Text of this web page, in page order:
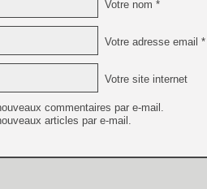
Votre nom *
Votre adresse email *
Votre site internet
commentaires par e-mail.
articles par e-mail.